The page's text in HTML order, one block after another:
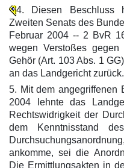
4. Diesen Beschluss
Zweiten Senats des
Februar 2004 -- 2 BvR
wegen Verstoßes
Gehör (Art. 103 Abs. 1
an das Landgericht zurück.
5. Mit dem angegriffenen
2004 lehnte das
Rechtswidrigkeit der
dem Kenntnisstand
ankomme, sei die
Die Ermittlungsakten in